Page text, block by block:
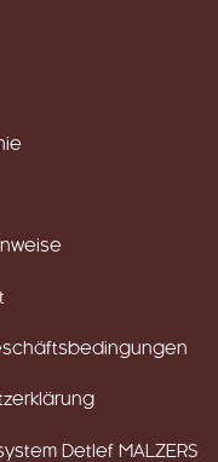
Detlef MALZERS